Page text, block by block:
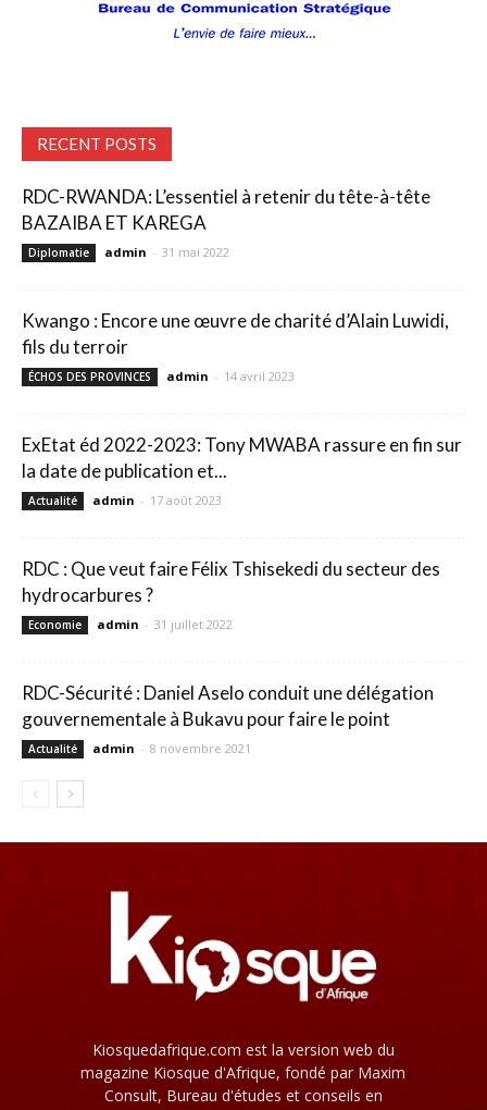
RECENT POSTS
RDC-RWANDA: L’essentiel à retenir du tête-à-tête
BAZAIBA ET KAREGA
Diplomatie admin - 31 mai 2022
Kwango : Encore une œuvre de charité d’Alain Luwidi,
fils du terroir
ÉCHOS DES PROVINCES admin - 14 avril 2023
ExEtat éd 2022-2023: Tony MWABA rassure en fin sur
la date de publication et...
Actualité admin - 17 août 2023
RDC : Que veut faire Félix Tshisekedi du secteur des
hydrocarbures ?
Economie admin - 31 juillet 2022
RDC-Sécurité : Daniel Aselo conduit une délégation
gouvernementale à Bukavu pour faire le point
Actualité admin - 8 novembre 2021
Kiosquedafrique.com est la version web du
magazine Kiosque d'Afrique, fondé par Maxim
Consult, Bureau d'études et conseils en